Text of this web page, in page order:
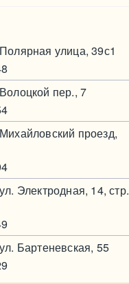
улица, 39с1
пер., 7
проезд,
Электродная, 14, стр.
Бартеневская, 55